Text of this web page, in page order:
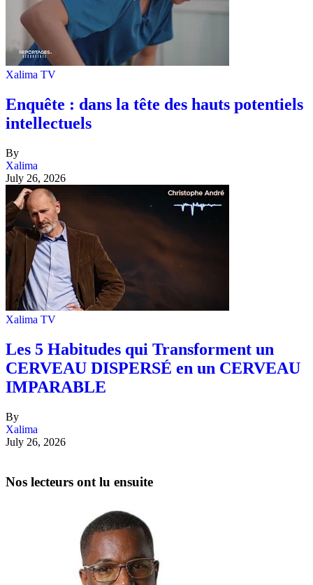
Xalima TV
Enquête : dans la tête des hauts potentiels
intellectuels
By
Xalima
July 26, 2026
Xalima TV
Les 5 Habitudes qui Transforment un
CERVEAU DISPERSÉ en un CERVEAU
IMPARABLE
By
Xalima
July 26, 2026
Nos lecteurs ont lu ensuite